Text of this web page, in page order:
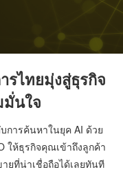
ไทยมุ่งสู่ธุรกิจ
นใจ
การค้นหาในยุค AI ด้วย
ให้ธุรกิจคุณเข้าถึงลูกค้า
ยที่น่าเชื่อถือได้เลยทันที